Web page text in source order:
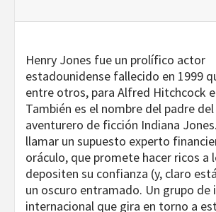
Henry Jones fue un prolífico actor
estadounidense fallecido en 1999
entre otros, para Alfred Hitchcock
También es el nombre del padre
aventurero de ficción Indiana
llamar un supuesto experto
oráculo, que promete hacer ricos a
depositen su confianza (y, claro
un oscuro entramado. Un grupo de
internacional que gira en torno a